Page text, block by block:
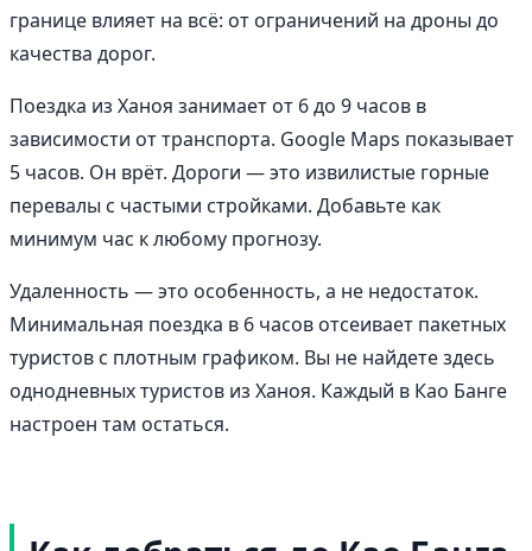
границе влияет на всё: от ограничений на дроны до
качества дорог.
Поездка из Ханоя занимает от 6 до 9 часов в
зависимости от транспорта. Google Maps показывает
5 часов. Он врёт. Дороги — это извилистые горные
перевалы с частыми стройками. Добавьте как
минимум час к любому прогнозу.
Удаленность — это особенность, а не недостаток.
Минимальная поездка в 6 часов отсеивает пакетных
туристов с плотным графиком. Вы не найдете здесь
однодневных туристов из Ханоя. Каждый в Као Банге
настроен там остаться.